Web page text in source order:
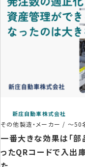
新庄自動車株式会社
その他製造・メーカー / ～50
一番大きな効果は「部
ったQRコードで入出